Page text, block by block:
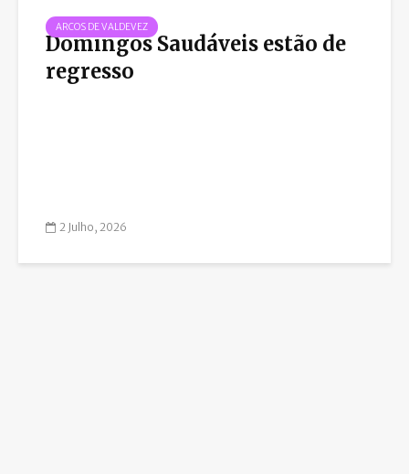
ARCOS DE VALDEVEZ
Domingos Saudáveis estão de
regresso
2 Julho, 2026